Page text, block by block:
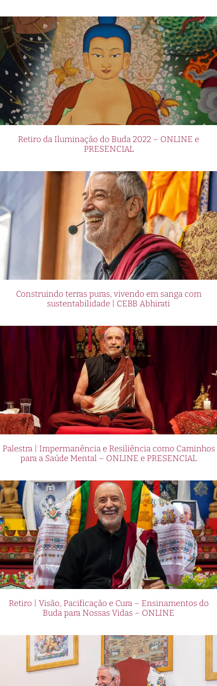
Retiro da Iluminação do Buda 2022 – ONLINE e
PRESENCIAL
Construindo terras puras, vivendo em sanga com
sustentabilidade | CEBB Abhirati
Palestra | Impermanência e Resiliência como Caminhos
para a Saúde Mental – ONLINE e PRESENCIAL
Retiro | Visão, Pacificação e Cura – Ensinamentos do
Buda para Nossas Vidas – ONLINE